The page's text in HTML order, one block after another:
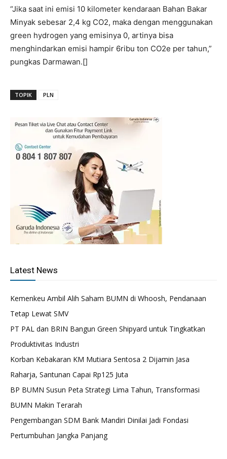
“Jika saat ini emisi 10 kilometer kendaraan Bahan Bakar
Minyak sebesar 2,4 kg CO2, maka dengan menggunakan
green hydrogen yang emisinya 0, artinya bisa
menghindarkan emisi hampir 6ribu ton CO2e per tahun,”
pungkas Darmawan.[]
TOPIK PLN
Latest News
Kemenkeu Ambil Alih Saham BUMN di Whoosh, Pendanaan
Tetap Lewat SMV
PT PAL dan BRIN Bangun Green Shipyard untuk Tingkatkan
Produktivitas Industri
Korban Kebakaran KM Mutiara Sentosa 2 Dijamin Jasa
Raharja, Santunan Capai Rp125 Juta
BP BUMN Susun Peta Strategi Lima Tahun, Transformasi
BUMN Makin Terarah
Pengembangan SDM Bank Mandiri Dinilai Jadi Fondasi
Pertumbuhan Jangka Panjang